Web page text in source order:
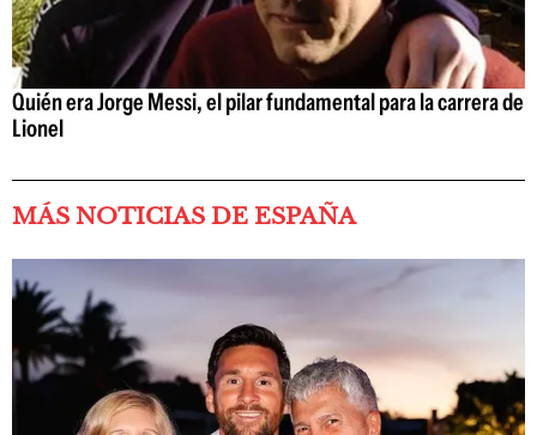
Quién era Jorge Messi, el pilar fundamental para la carrera de
Lionel
MÁS NOTICIAS DE ESPAÑA